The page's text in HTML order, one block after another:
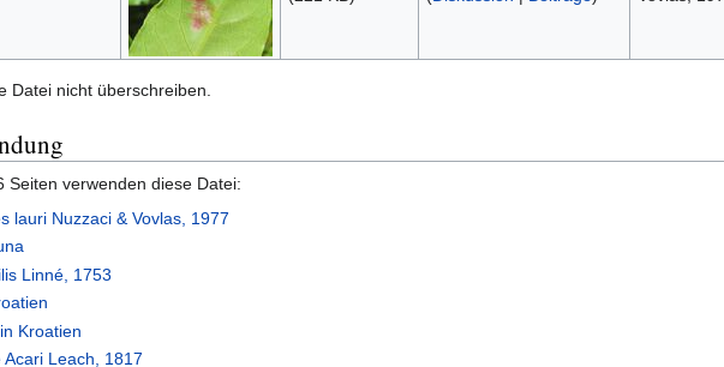
Datei nicht überschreiben.
Seiten verwenden diese Datei:
lauri Nuzzaci & Vovlas, 1977
Linné, 1753
Kroatien
Acari Leach, 1817